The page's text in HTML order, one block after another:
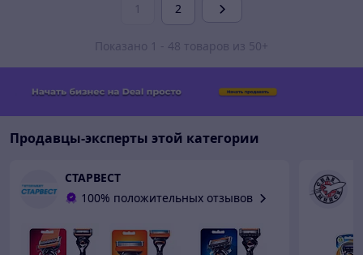
1 2
Показано 1 - 48 товаров из 50+
Продавцы-эксперты этой категории
СТАРВЕСТ
100% положительных отзывов